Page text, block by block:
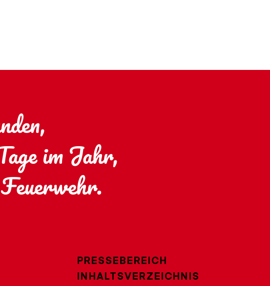
im Jahr,
PRESSEBEREICH
INHALTSVERZEICHNIS